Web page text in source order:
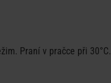
Praní v pračce při 30°C.